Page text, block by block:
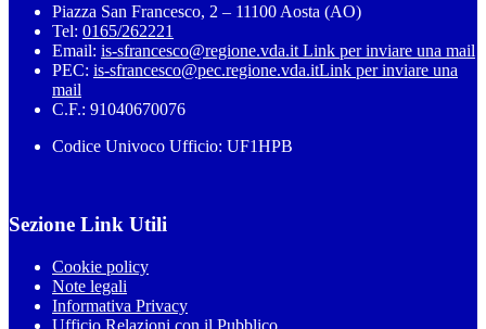
Piazza San Francesco, 2 – 11100 Aosta (AO)
Tel: 0165/262221
Email: is-sfrancesco@regione.vda.it Link per inviare una mail
PEC: is-sfrancesco@pec.regione.vda.itLink per inviare una
mail
C.F.: 91040670076
Codice Univoco Ufficio: UF1HPB
Sezione Link Utili
Cookie policy
Note legali
Informativa Privacy
Ufficio Relazioni con il Pubblico